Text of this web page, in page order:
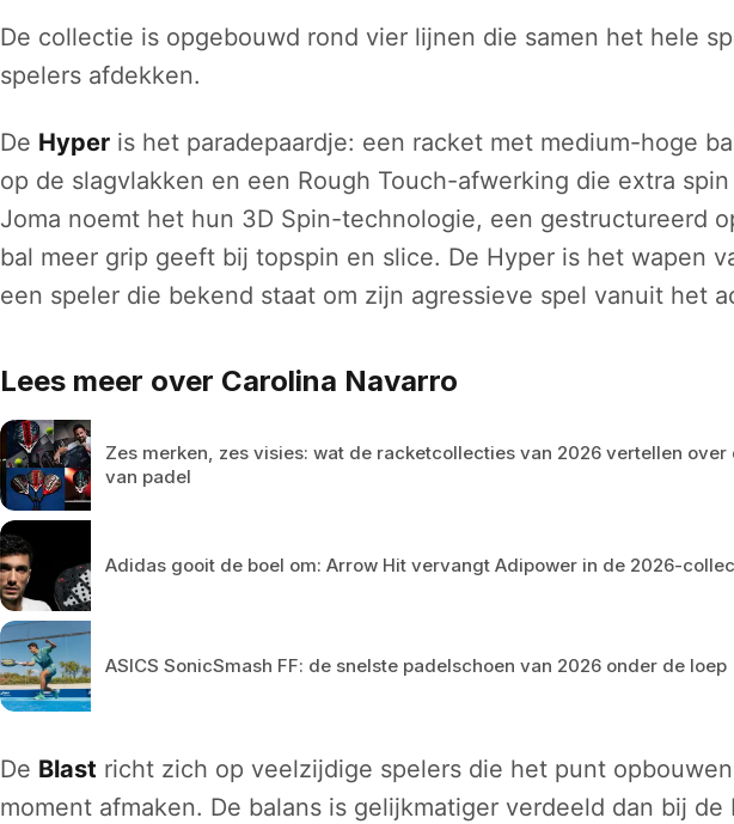
De collectie is opgebouwd rond vier lijnen die samen het hele
spelers afdekken.
De Hyper is het paradepaardje: een racket met medium-hoge
op de slagvlakken en een Rough Touch-afwerking die extra
Joma noemt het hun 3D Spin-technologie, een gestructureerd
bal meer grip geeft bij topspin en slice. De Hyper is het wapen
een speler die bekend staat om zijn agressieve spel vanuit het
Lees meer over Carolina Navarro
Zes merken, zes visies: wat de racketcollecties van 2026 vertellen over
van padel
Adidas gooit de boel om: Arrow Hit vervangt Adipower in de 2026-
ASICS SonicSmash FF: de snelste padelschoen van 2026 onder de loep
De Blast richt zich op veelzijdige spelers die het punt
moment afmaken. De balans is gelijkmatiger verdeeld dan bij de